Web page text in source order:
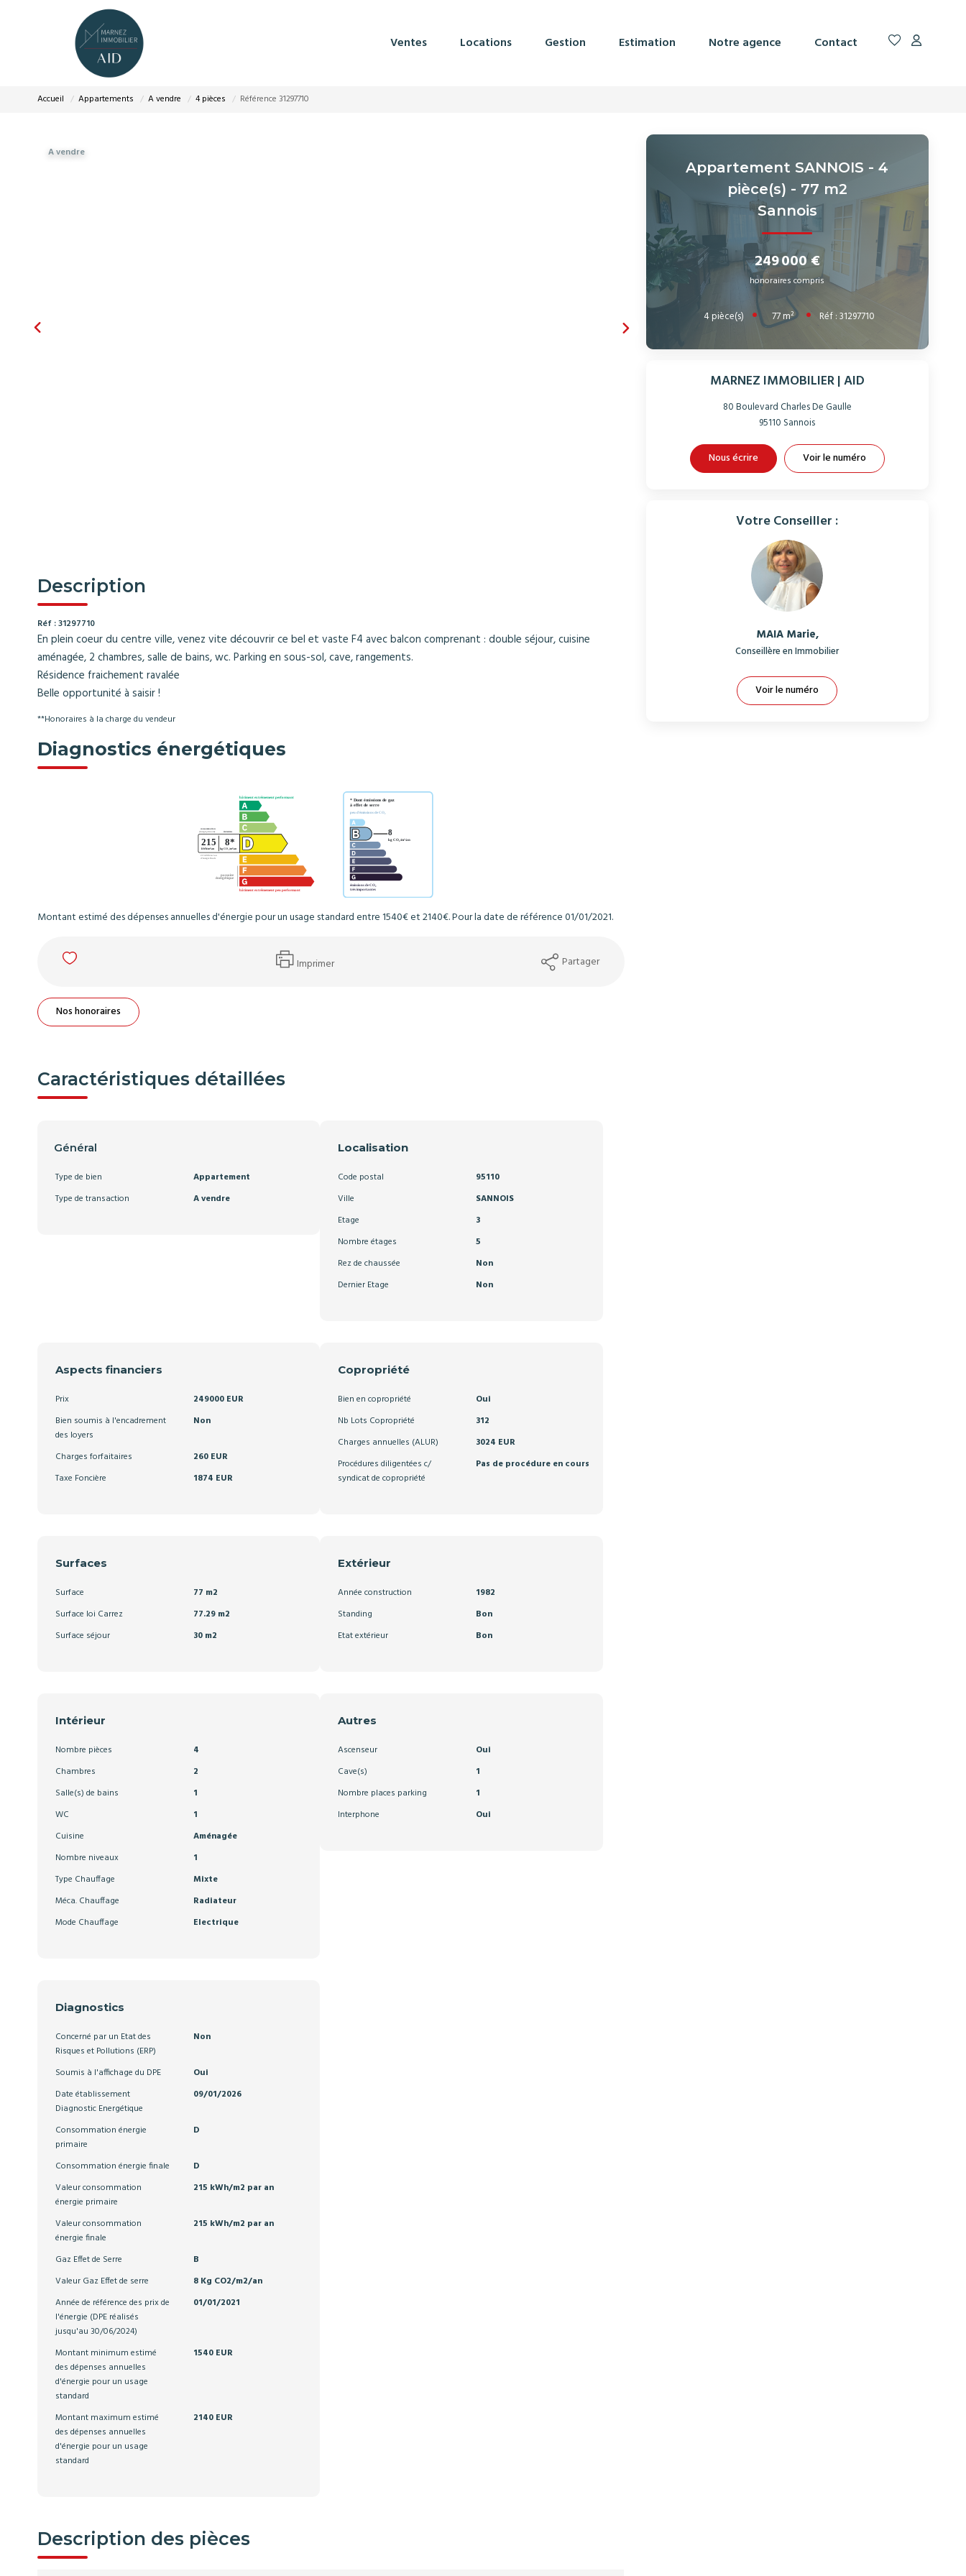
Ventes Locations Gestion Estimation Notre agence Contact
Accueil Appartements A vendre 4 pièces Référence 31297710
A vendre
Description
Réf : 31297710
En plein coeur du centre ville, venez vite découvrir ce bel et vaste F4 avec balcon comprenant : double séjour, cuisine
aménagée, 2 chambres, salle de bains, wc. Parking en sous-sol, cave, rangements.
Résidence fraichement ravalée
Belle opportunité à saisir !
**Honoraires à la charge du vendeur
Diagnostics énergétiques
Montant estimé des dépenses annuelles d'énergie pour un usage standard entre 1540€ et 2140€. Pour la date de référence 01/01/2021.
Imprimer Partager
Nos honoraires
Caractéristiques détaillées
Général
Type de bien
Appartement
Type de transaction
A vendre
Localisation
Code postal
95110
Ville
SANNOIS
Etage
3
Nombre étages
5
Rez de chaussée
Non
Dernier Etage
Non
Aspects financiers
Prix
249000 EUR
Bien soumis à l'encadrement
des loyers
Non
Charges forfaitaires
260 EUR
Taxe Foncière
1874 EUR
Copropriété
Bien en copropriété
Oui
Nb Lots Copropriété
312
Charges annuelles (ALUR)
3024 EUR
Procédures diligentées c/
syndicat de copropriété
Pas de procédure en cours
Surfaces
Surface
77 m2
Surface loi Carrez
77.29 m2
Surface séjour
30 m2
Extérieur
Année construction
1982
Standing
Bon
Etat extérieur
Bon
Intérieur
Nombre pièces
4
Chambres
2
Salle(s) de bains
1
WC
1
Cuisine
Aménagée
Nombre niveaux
1
Type Chauffage
Mixte
Méca. Chauffage
Radiateur
Mode Chauffage
Electrique
Autres
Ascenseur
Oui
Cave(s)
1
Nombre places parking
1
Interphone
Oui
Diagnostics
Concerné par un Etat des
Risques et Pollutions (ERP)
Non
Soumis à l'affichage du DPE
Oui
Date établissement
Diagnostic Energétique
09/01/2026
Consommation énergie
primaire
D
Consommation énergie finale
D
Valeur consommation
énergie primaire
215 kWh/m2 par an
Valeur consommation
énergie finale
215 kWh/m2 par an
Gaz Effet de Serre
B
Valeur Gaz Effet de serre
8 Kg CO2/m2/an
Année de référence des prix de
l'énergie (DPE réalisés
jusqu'au 30/06/2024)
01/01/2021
Montant minimum estimé
des dépenses annuelles
d'énergie pour un usage
standard
1540 EUR
Montant maximum estimé
des dépenses annuelles
d'énergie pour un usage
standard
2140 EUR
Description des pièces
Appartement SANNOIS - 4
pièce(s) - 77 m2
Sannois
249 000 €
honoraires compris
4pièce(s) 77m² Réf :31297710
MARNEZ IMMOBILIER | AID
80 Boulevard Charles De Gaulle
95110 Sannois
Nous écrire Voir le numéro
Votre Conseiller :
MAIA Marie,
Conseillère en Immobilier
Voir le numéro